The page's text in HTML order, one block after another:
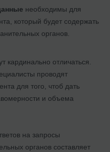
необходимы для
который будет содержать
органов.
кардинально отличаться.
проводят
для того, чтоб дать
и объема
на запросы
органов составляет